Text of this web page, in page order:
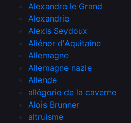
Alexandre le Grand
Alexandrie
Alexis Seydoux
Aliénor d'Aquitaine
Allemagne
Allemagne nazie
Allende
allégorie de la caverne
Alois Brunner
altruisme